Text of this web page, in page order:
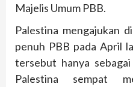
Majelis Umum PBB.
Palestina mengajukan
penuh PBB pada April
tersebut hanya
Palestina sempat